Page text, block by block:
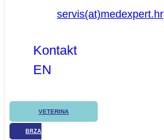
servis(at)medexpert.hr
Kontakt
EN
VETERINA
BRZA